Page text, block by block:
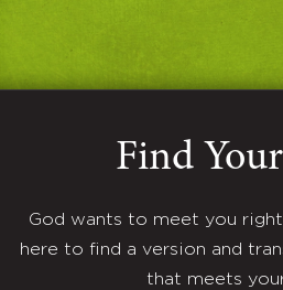
Find
God wants to meet you
here to find a version and
that meets